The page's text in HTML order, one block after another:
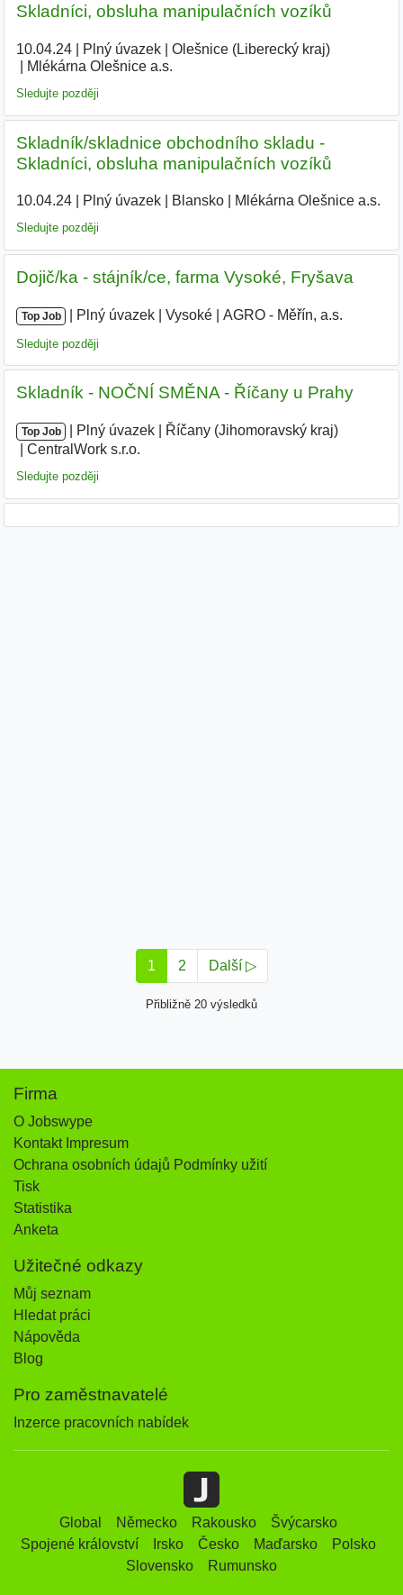
Skladníci, obsluha manipulačních vozíků
10.04.24| Plný úvazek| Olešnice (Liberecký kraj)|
Mlékárna Olešnice a.s.
Sledujte později
Skladník/skladnice obchodního skladu -
Skladníci, obsluha manipulačních vozíků
10.04.24| Plný úvazek| Blansko| Mlékárna Olešnice a.s.
Sledujte později
Dojič/ka - stájník/ce, farma Vysoké, Fryšava
Top Job Plný úvazek Vysoké AGRO - Měřín, a.s.
Sledujte později
Skladník - NOČNÍ SMĚNA - Říčany u Prahy
Top Job Plný úvazek Říčany (Jihomoravský kraj)
CentralWork s.r.o.
Sledujte později
1 2 Další ▷
Přibližně 20 výsledků
Firma
O Jobswype
Kontakt Impresum
Ochrana osobních údajů Podmínky užití
Tisk
Statistika
Anketa
Užitečné odkazy
Můj seznam
Hledat práci
Nápověda
Blog
Pro zaměstnavatelé
Inzerce pracovních nabídek
Global Německo Rakousko
Švýcarsko
Spojené království
Irsko Česko Maďarsko
Polsko
Slovensko
Rumunsko